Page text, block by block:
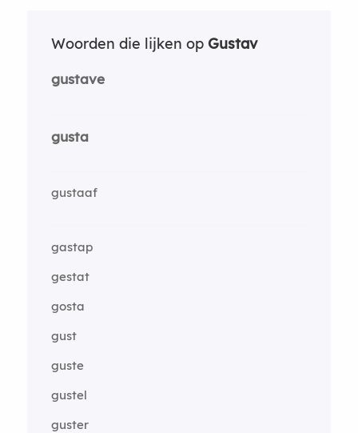
Woorden die lijken op Gustav
gustave
gusta
gustaaf
gastap
gestat
gosta
gust
guste
gustel
guster